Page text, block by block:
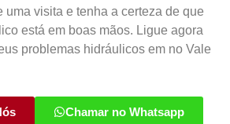
uma visita e tenha a certeza de que
está em boas mãos. Ligue agora
problemas hidráulicos em no Vale
Chamar no Whatsapp